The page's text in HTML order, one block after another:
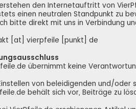
den Internetauftritt von
einen neutralen Standpunkt zu
bitte direkt mit uns in Verbindung
[at] vierpfeile [punkt] de
übernimmt keine
von beleidigenden und/oder
behält sich vor, Beiträge zu